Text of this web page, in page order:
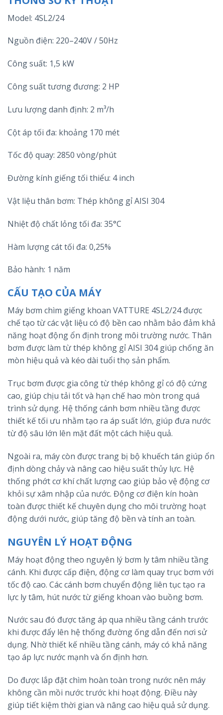
Model: 4SL2/24
Nguồn điện: 220–240V / 50Hz
Công suất: 1,5 kW
Công suất tương đương: 2 HP
Lưu lượng danh định: 2 m³/h
Cột áp tối đa: khoảng 170 mét
Tốc độ quay: 2850 vòng/phút
Đường kính giếng tối thiểu: 4 inch
Vật liệu thân bơm: Thép không gỉ AISI 304
Nhiệt độ chất lỏng tối đa: 35°C
Hàm lượng cát tối đa: 0,25%
Bảo hành: 1 năm
CẤU TẠO CỦA MÁY
Máy bơm chìm giếng khoan VATTURE 4SL2/24 được
chế tạo từ các vật liệu có độ bền cao nhằm bảo đảm khả
năng hoạt động ổn định trong môi trường nước. Thân
bơm được làm từ thép không gỉ AISI 304 giúp chống ăn
mòn hiệu quả và kéo dài tuổi thọ sản phẩm.
Trục bơm được gia công từ thép không gỉ có độ cứng
cao, giúp chịu tải tốt và hạn chế hao mòn trong quá
trình sử dụng. Hệ thống cánh bơm nhiều tầng được
thiết kế tối ưu nhằm tạo ra áp suất lớn, giúp đưa nước
từ độ sâu lớn lên mặt đất một cách hiệu quả.
Ngoài ra, máy còn được trang bị bộ khuếch tán giúp ổn
định dòng chảy và nâng cao hiệu suất thủy lực. Hệ
thống phớt cơ khí chất lượng cao giúp bảo vệ động cơ
khỏi sự xâm nhập của nước. Động cơ điện kín hoàn
toàn được thiết kế chuyên dụng cho môi trường hoạt
động dưới nước, giúp tăng độ bền và tính an toàn.
NGUYÊN LÝ HOẠT ĐỘNG
Máy hoạt động theo nguyên lý bơm ly tâm nhiều tầng
cánh. Khi được cấp điện, động cơ làm quay trục bơm với
tốc độ cao. Các cánh bơm chuyển động liên tục tạo ra
lực ly tâm, hút nước từ giếng khoan vào buồng bơm.
Nước sau đó được tăng áp qua nhiều tầng cánh trước
khi được đẩy lên hệ thống đường ống dẫn đến nơi sử
dụng. Nhờ thiết kế nhiều tầng cánh, máy có khả năng
tạo áp lực nước mạnh và ổn định hơn.
Do được lắp đặt chìm hoàn toàn trong nước nên máy
không cần mồi nước trước khi hoạt động. Điều này
giúp tiết kiệm thời gian và nâng cao hiệu quả sử dụng.